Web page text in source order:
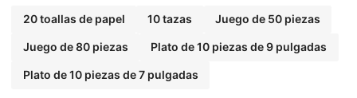
o, boda, favores de fiesta, Navidad, Año Nuevo, d
ecoración de jubilación
20 toallas de papel 10 tazas Juego de 50 piezas
Juego de 80 piezas Plato de 10 piezas de 9 pulgadas
Plato de 10 piezas de 7 pulgadas